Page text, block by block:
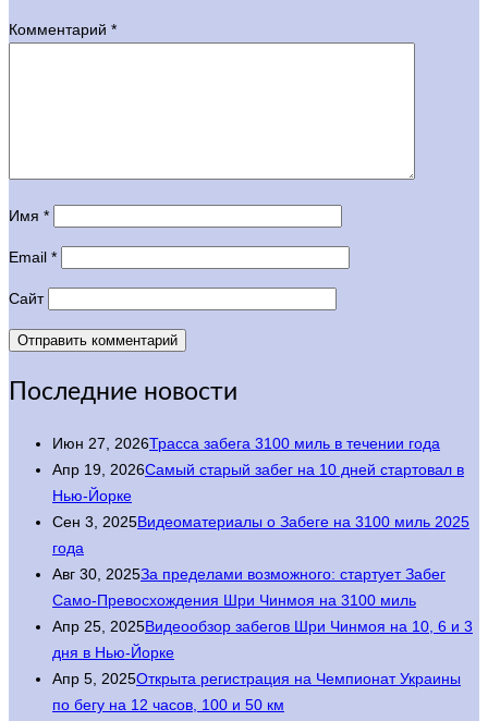
Комментарий *
Имя *
Email *
Сайт
Последние новости
Июн 27, 2026Трасса забега 3100 миль в течении года
Апр 19, 2026Самый старый забег на 10 дней стартовал в
Нью-Йорке
Сен 3, 2025Видеоматериалы о Забеге на 3100 миль 2025
года
Авг 30, 2025За пределами возможного: стартует Забег
Само-Превосхождения Шри Чинмоя на 3100 миль
Апр 25, 2025Видеообзор забегов Шри Чинмоя на 10, 6 и 3
дня в Нью-Йорке
Апр 5, 2025Открыта регистрация на Чемпионат Украины
по бегу на 12 часов, 100 и 50 км